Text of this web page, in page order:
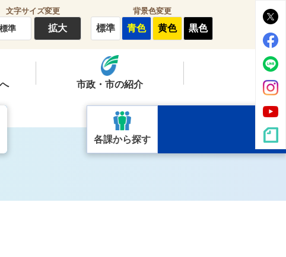
文字サイズ変更
標準 拡大
背景色変更
標準 青色 黄色 黒色
市政・市の紹介
各課から探す